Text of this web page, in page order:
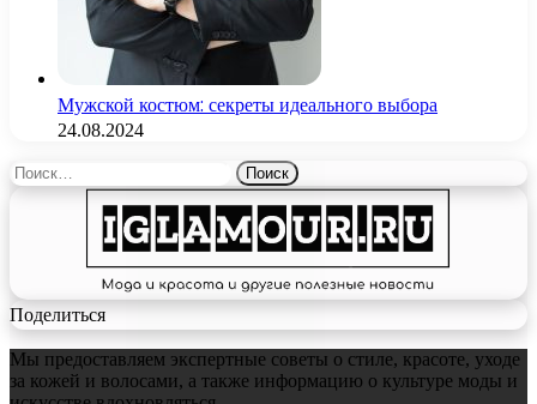
Мужской костюм: секреты идеального выбора
24.08.2024
Найти:
Поделиться
Мы предоставляем экспертные советы о стиле, красоте, уходе
за кожей и волосами, а также информацию о культуре моды и